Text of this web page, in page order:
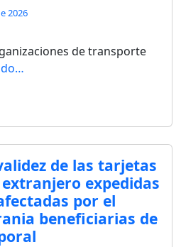
2026
de transporte
de las tarjetas
expedidas
por el
beneficiarias de